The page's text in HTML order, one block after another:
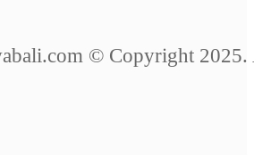
© Copyright 2025.